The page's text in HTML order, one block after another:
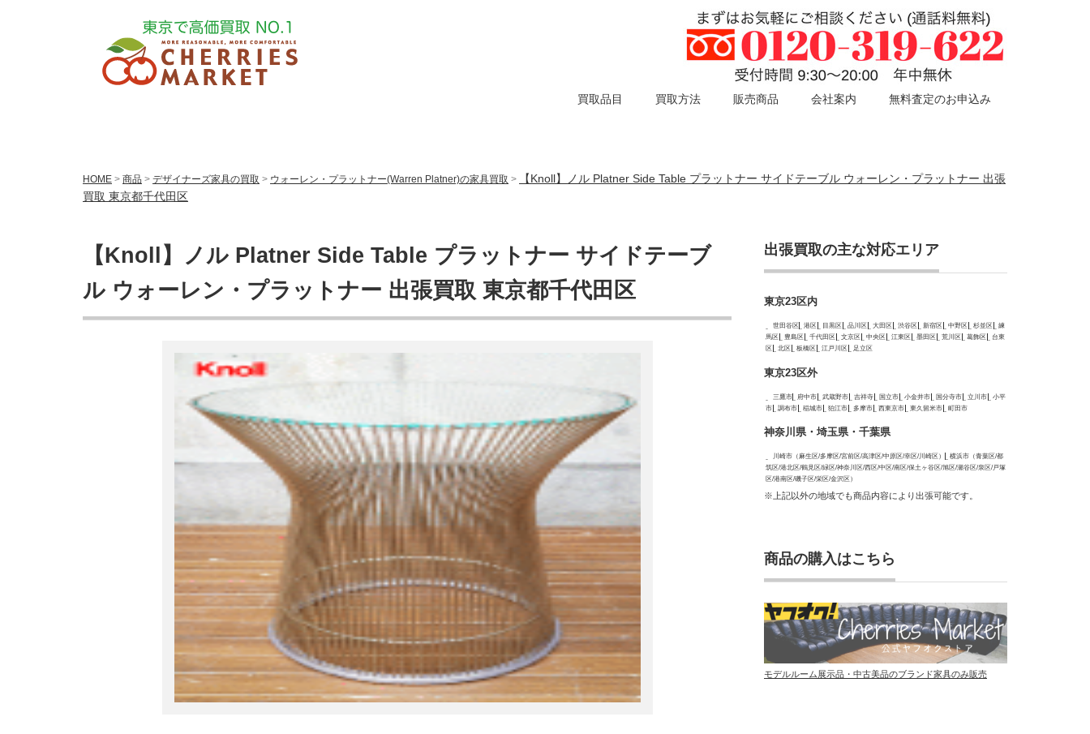
買取品目 買取方法 販売商品 会社案内 無料査定のお申込み
HOME > 商品 > デザイナーズ家具の買取 > ウォーレン・プラットナー(Warren Platner)の家具買取 >
【Knoll】ノル Platner Side Table プラットナー サイドテーブル ウォーレン・プラットナー 出張
買取 東京都千代田区
【Knoll】ノル Platner Side Table プラットナー サイドテーブ
ル ウォーレン・プラットナー 出張買取 東京都千代田区
出張買取の主な対応エリア
東京23区内
世田谷区 港区 目黒区 品川区 大田区 渋谷区 新宿区 中野区 杉並区
練
馬区
豊島区 千代田区 文京区 中央区 江東区 墨田区 荒川区 葛飾区
台東
区
北区 板橋区 江戸川区 足立区
東京23区外
三鷹市 府中市 武蔵野市 吉祥寺 国立市 小金井市 国分寺市 立川市
小平
市
調布市 稲城市 狛江市 多摩市 西東京市 東久留米市 町田市
神奈川県・埼玉県・千葉県
川崎市（麻生区/多摩区/宮前区/高津区/中原区/幸区/川崎区）
横浜市（青葉区/都
筑区/港北区/鶴見区/緑区/神奈川区/西区/中区/南区/保土ヶ谷区/旭区/瀬谷区/泉区/戸塚
区/港南区/磯子区/栄区/金沢区）
※上記以外の地域でも商品内容により出張可能です。
商品の購入はこちら
モデルルーム展示品・中古美品のブランド家具のみ販売